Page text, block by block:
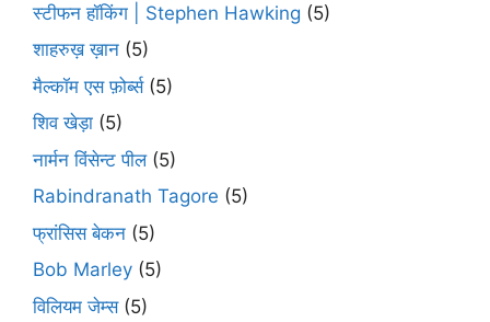
स्टीफन हॉकिंग | Stephen Hawking (5)
शाहरुख़ ख़ान (5)
मैल्कॉम एस फ़ोर्ब्स(5)
शिव खेड़ा (5)
नार्मन विंसेन्ट पील(5)
Rabindranath Tagore (5)
फ्रांसिस बेकन (5)
Bob Marley (5)
विलियम जेम्स(5)